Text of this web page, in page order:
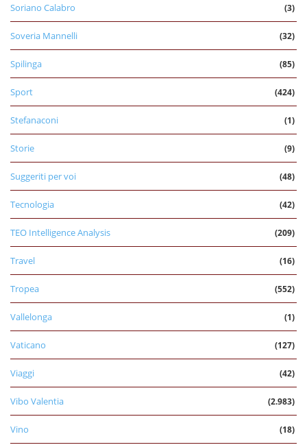
Soriano Calabro (3)
Soveria Mannelli (32)
Spilinga (85)
Sport (424)
Stefanaconi (1)
Storie (9)
Suggeriti per voi (48)
Tecnologia (42)
TEO Intelligence Analysis (209)
Travel (16)
Tropea (552)
Vallelonga (1)
Vaticano (127)
Viaggi (42)
Vibo Valentia (2.983)
Vino (18)